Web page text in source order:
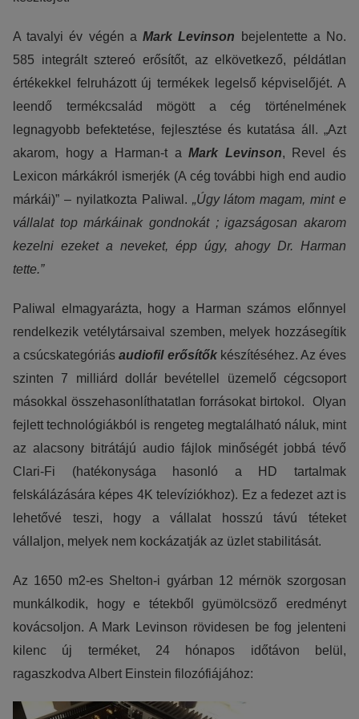
A tavalyi év végén aMark Levinson bejelentette a No.
585 integrált sztereó erősítőt, az elkövetkező, példátlan
értékekkel felruházott új termékek legelső képviselőjét. A
leendő termékcsalád mögött a cég történelmének
legnagyobb befektetése, fejlesztése és kutatása áll. „Azt
akarom, hogy a Harman-t aMark Levinson, Revel és
Lexicon márkákról ismerjék (A cég további high end audio
márkái)” – nyilatkozta Paliwal. „Úgy látom magam, mint e
vállalat top márkáinak gondnokát ; igazságosan akarom
kezelni ezeket a neveket, épp úgy, ahogy Dr. Harman
tette.”
Paliwal elmagyarázta, hogy a Harman számos előnnyel
rendelkezik vetélytársaival szemben, melyek hozzásegítik
a csúcskategóriásaudiofil erősítőkkészítéséhez. Az éves
szinten 7 milliárd dollár bevétellel üzemelő cégcsoport
másokkal összehasonlíthatatlan forrásokat birtokol. Olyan
fejlett technológiákból is rengeteg megtalálható náluk, mint
az alacsony bitrátájú audio fájlok minőségét jobbá tévő
Clari-Fi (hatékonysága hasonló a HD tartalmak
felskálázására képes 4K televíziókhoz). Ez a fedezet azt is
lehetővé teszi, hogy a vállalat hosszú távú téteket
vállaljon, melyek nem kockázatják az üzlet stabilitását.
Az 1650 m2-es Shelton-i gyárban 12 mérnök szorgosan
munkálkodik, hogy e tétekből gyümölcsöző eredményt
kovácsoljon. A Mark Levinson rövidesen be fog jelenteni
kilenc új terméket, 24 hónapos időtávon belül,
ragaszkodva Albert Einstein filozófiájához: